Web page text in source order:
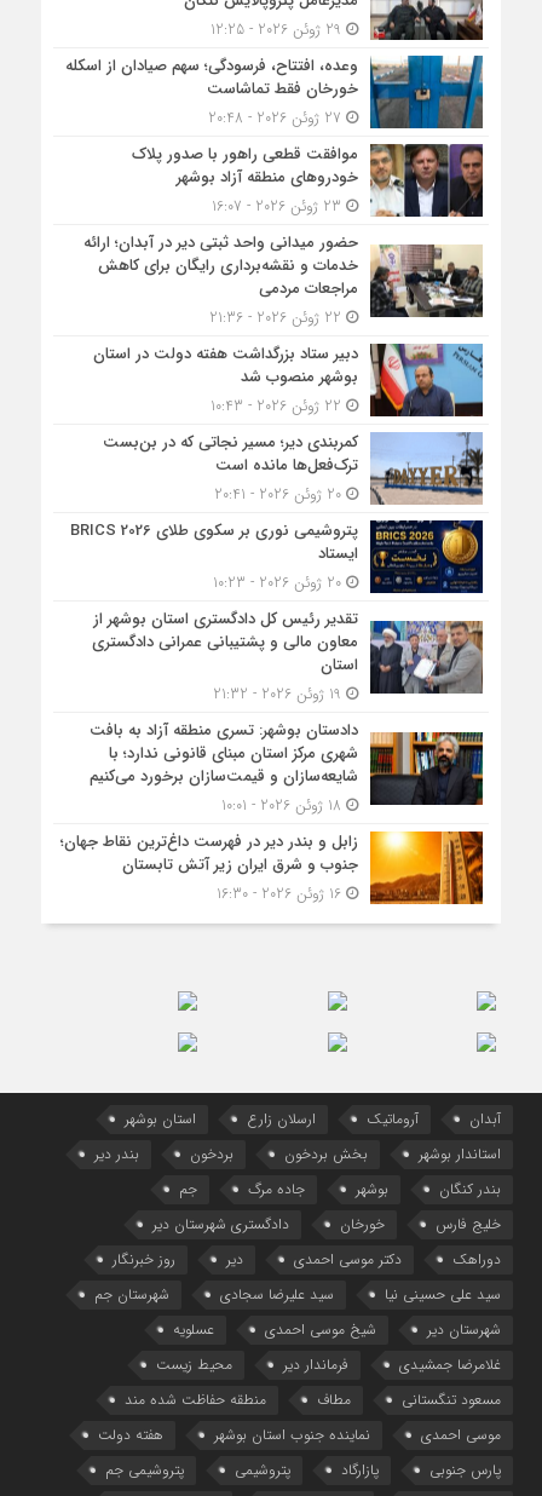
وعده، افتتاح، فرسودگی؛ سهم صیادان از اسکله
خورخان فقط تماشاست
موافقت قطعی راهور با صدور پلاک
خودروهای منطقه آزاد بوشهر
حضور میدانی واحد ثبتی دیر در آبدان؛ ارائه
خدمات و نقشه‌برداری رایگان برای کاهش
مراجعات مردمی
دبیر ستاد بزرگداشت هفته دولت در استان
بوشهر منصوب شد
کمربندی دیر؛ مسیر نجاتی که در بن‌بست
ترک‌فعل‌ها مانده است
20 ژوئن 2026 - 20:41
پتروشیمی نوری بر سکوی طلای BRICS 2026
ایستاد
20 ژوئن 2026 - 10:23
تقدیر رئیس کل دادگستری استان بوشهر از
معاون مالی و پشتیبانی عمرانی دادگستری
استان
دادستان بوشهر: تسری منطقه آزاد به بافت
شهری مرکز استان مبنای قانونی ندارد؛ با
شایعه‌سازان و قیمت‌سازان برخورد می‌کنیم
زابل و بندر دیر در فهرست داغ‌ترین نقاط جهان؛
جنوب و شرق ایران زیر آتش تابستان
16 ژوئن 2026 - 16:30
آبدان آروماتیک ارسلان زارع
استان بوشهر
استاندار بوشهر
بخش بردخون بردخون
بندر دیر
بندر کنگان
بوشهر جاده مرگ
جم
خلیج فارس
خورخان
دادگستری شهرستان دیر
دوراهک
دکتر موسی احمدی دیر
روز خبرنگار
سید علی حسینی نیا
سید علیرضا سجادی
شهرستان جم
شهرستان دیر
شیخ موسی احمدی
عسلویه
غلامرضا جمشیدی
فرماندار دیر
محیط زیست
مسعود تنگستانی
مطاف
منطقه حفاظت شده مند
موسی احمدی
نماینده جنوب استان بوشهر
هفته دولت
پارس جنوبی
پازارگاد پتروشیمی
پتروشیمی جم